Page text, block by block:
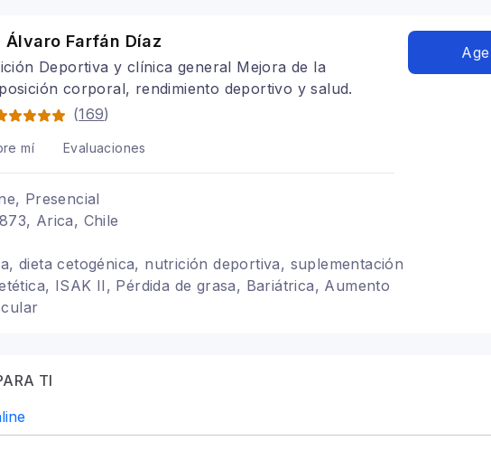
Álvaro Farfán Díaz
Deportiva y clínica general Mejora de la
corporal, rendimiento deportivo y salud.
(169)
mí Evaluaciones
Presencial
Arica, Chile
dieta cetogénica, nutrición deportiva, suplementación
ISAK II, Pérdida de grasa, Bariátrica, Aumento
TI